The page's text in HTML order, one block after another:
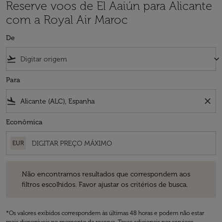
Reserve voos de El Aaiún para Alicante
com a Royal Air Maroc
De
flight_takeoff keyboard_arrow_down
Para
flight_land close
Econômica
EUR
Não encontramos resultados que correspondem aos
filtros escolhidos. Favor ajustar os critérios de busca.
*Os valores exibidos correspondem às últimas 48 horas e podem não estar